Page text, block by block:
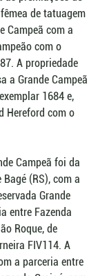
de tatuagem
Campeã com a
com o
A propriedade
a Grande Campeã
1684 e,
Hereford com o
Campeã foi da
(RS), com a
Grande
entre Fazenda
Roque, de
FIV114. A
a parceria entre